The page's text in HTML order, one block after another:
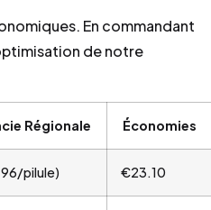
En commandant
de notre
Régionale Économies
pilule) €23.10